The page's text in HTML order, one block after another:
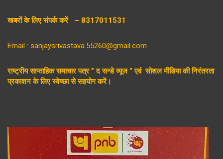
खबरों के लिए संपर्क करें – 8317011531
Email : sanjaysrivastava.55260@gmail.com
राष्ट्रीय साप्ताहिक समाचार पत्र ” द सन्डे व्यूज ” एवं सोशल मीडिया की निरंतरता
प्रकाशन के लिए स्वेच्छा से सहयोग करें।